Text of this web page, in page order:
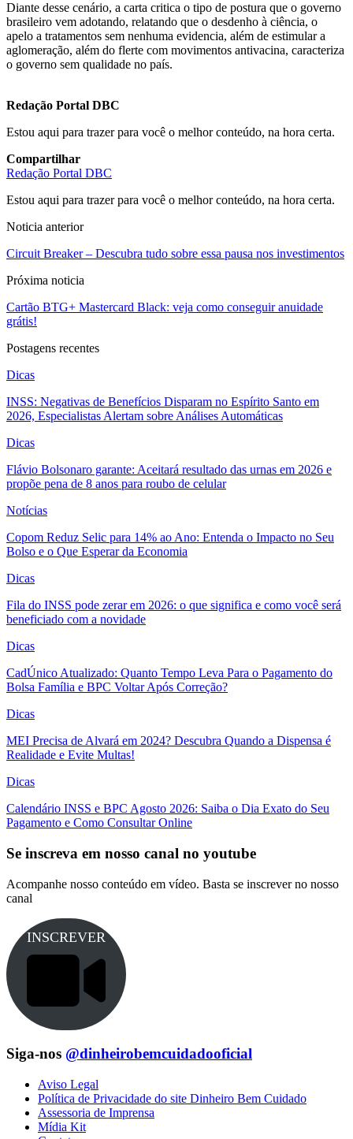
Diante desse cenário, a carta critica o tipo de postura que o governo
brasileiro vem adotando, relatando que o desdenho à ciência, o
apelo a tratamentos sem nenhuma evidencia, além de estimular a
aglomeração, além do flerte com movimentos antivacina, caracteriza
o governo sem qualidade no país.
Redação Portal DBC
Estou aqui para trazer para você o melhor conteúdo, na hora certa.
Compartilhar
Redação Portal DBC
Estou aqui para trazer para você o melhor conteúdo, na hora certa.
Noticia anterior
Circuit Breaker – Descubra tudo sobre essa pausa nos investimentos
Próxima noticia
Cartão BTG+ Mastercard Black: veja como conseguir anuidade
grátis!
Postagens recentes
Dicas
INSS: Negativas de Benefícios Disparam no Espírito Santo em
2026, Especialistas Alertam sobre Análises Automáticas
Dicas
Flávio Bolsonaro garante: Aceitará resultado das urnas em 2026 e
propõe pena de 8 anos para roubo de celular
Notícias
Copom Reduz Selic para 14% ao Ano: Entenda o Impacto no Seu
Bolso e o Que Esperar da Economia
Dicas
Fila do INSS pode zerar em 2026: o que significa e como você será
beneficiado com a novidade
Dicas
CadÚnico Atualizado: Quanto Tempo Leva Para o Pagamento do
Bolsa Família e BPC Voltar Após Correção?
Dicas
MEI Precisa de Alvará em 2024? Descubra Quando a Dispensa é
Realidade e Evite Multas!
Dicas
Calendário INSS e BPC Agosto 2026: Saiba o Dia Exato do Seu
Pagamento e Como Consultar Online
Se inscreva em nosso canal no youtube
Acompanhe nosso conteúdo em vídeo. Basta se inscrever no nosso
canal
INSCREVER
Siga-nos @dinheirobemcuidadooficial
Aviso Legal
Política de Privacidade do site Dinheiro Bem Cuidado
Assessoria de Imprensa
Mídia Kit